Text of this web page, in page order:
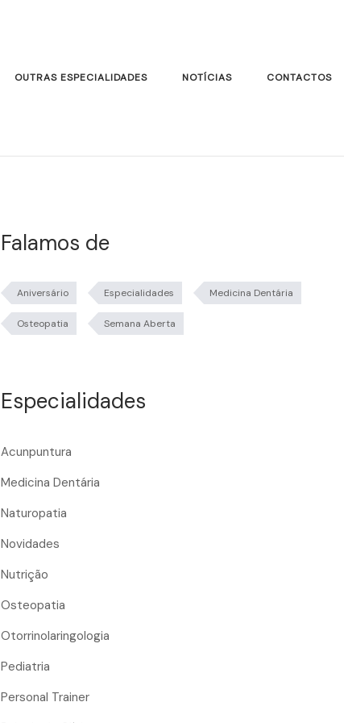
OUTRAS ESPECIALIDADES NOTÍCIAS CONTACTOS
Falamos de
Aniversário Especialidades Medicina Dentária
Osteopatia Semana Aberta
Especialidades
Acunpuntura
Medicina Dentária
Naturopatia
Novidades
Nutrição
Osteopatia
Otorrinolaringologia
Pediatria
Personal Trainer